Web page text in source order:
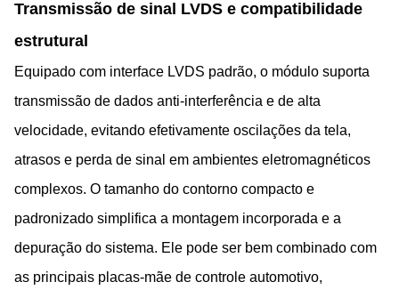
Transmissão de sinal LVDS e compatibilidade
estrutural
Equipado com interface LVDS padrão, o módulo suporta
transmissão de dados anti-interferência e de alta
velocidade, evitando efetivamente oscilações da tela,
atrasos e perda de sinal em ambientes eletromagnéticos
complexos. O tamanho do contorno compacto e
padronizado simplifica a montagem incorporada e a
depuração do sistema. Ele pode ser bem combinado com
as principais placas-mãe de controle automotivo,